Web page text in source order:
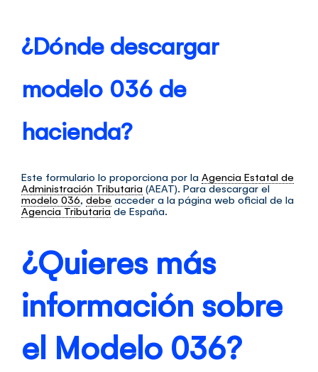
¿Dónde descargar
modelo 036 de
hacienda?
Este formulario lo proporciona por la Agencia Estatal de
Administración Tributaria (AEAT). Para descargar el
modelo 036,debeacceder a la página web oficial de la
Agencia Tributariade España.
¿Quieres más
información sobre
el Modelo 036?